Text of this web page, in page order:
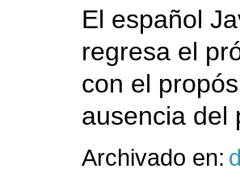
El español
regresa el
con el
ausencia del
Archivado en: